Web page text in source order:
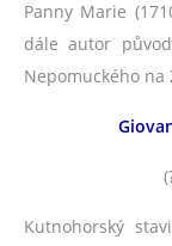
Panny Marie
dále autor
Nepomuckého na
Kutnohorský